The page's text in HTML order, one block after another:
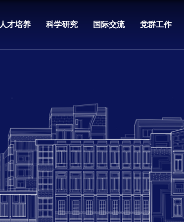
人才培养 科学研究 国际交流 党群工作